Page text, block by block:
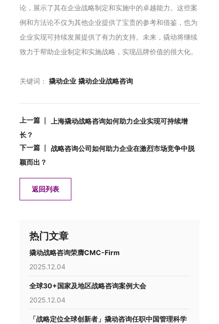
论，展示了其在企业战略制定和实施中的卓越能力。这些案
例和方法论不仅为其他企业提供了宝贵的参考和借鉴，也为
企业实现可持续发展提供了有力的支持。未来，撬动将继续
致力于帮助企业制定和实施战略，实现品牌价值的很大化。
关键词： 撬动企业 撬动企业战略咨询
上一篇 ｜
上海撬动战略咨询如何助力企业实现可持续增
长？
下一篇 ｜
战略咨询公司如何助力企业在激烈市场竞争中脱
颖而出？
返回列表
热门文章
撬动战略咨询荣膺CMC-Firm
2025.12.04
全球30+国家及地区战略咨询案例大会
2025.12.04
「战略定位全球创新者」撬动咨询任职中国管理科学